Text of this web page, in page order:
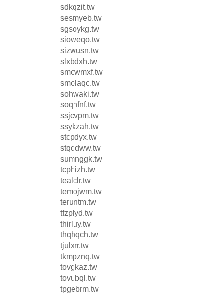
sdkqzit.tw
sesmyeb.tw
sgsoykg.tw
sioweqo.tw
sizwusn.tw
slxbdxh.tw
smcwmxf.tw
smolaqc.tw
sohwaki.tw
soqnfnf.tw
ssjcvpm.tw
ssykzah.tw
stcpdyx.tw
stqqdww.tw
sumnggk.tw
tcphizh.tw
tealclr.tw
temojwm.tw
teruntm.tw
tfzplyd.tw
thirluy.tw
thqhqch.tw
tjulxrr.tw
tkmpznq.tw
tovgkaz.tw
tovubql.tw
tpgebrm.tw